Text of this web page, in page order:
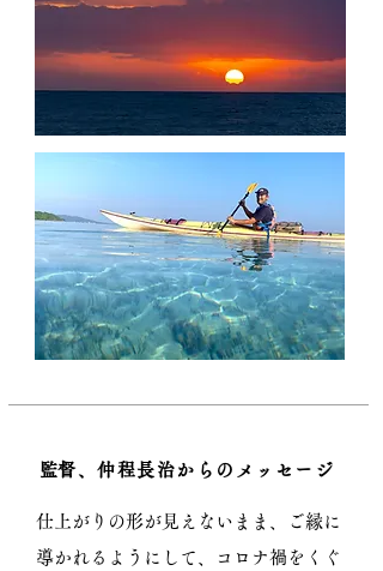
​監督、仲程長治からのメッセージ
仕上がりの形が見えないまま、ご縁に
導かれるようにして、コロナ禍をくぐ